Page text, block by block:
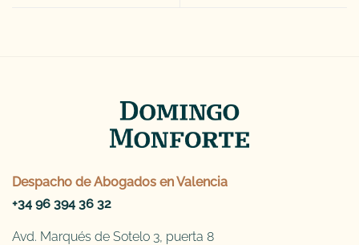
Despacho de Abogados en Valencia
+34 96 394 36 32
Avd. Marqués de Sotelo 3, puerta 8